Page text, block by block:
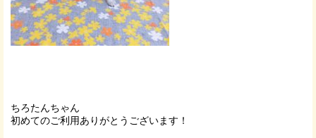
ちろたんちゃん
初めてのご利用ありがとうございます！